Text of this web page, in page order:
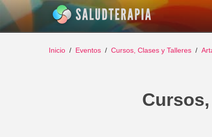
Inicio Eventos Cursos, Clases y Talleres